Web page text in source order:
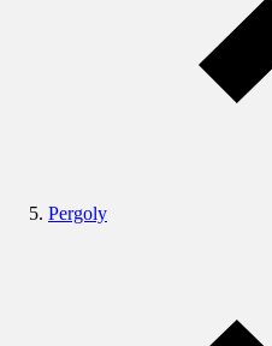
Pergoly